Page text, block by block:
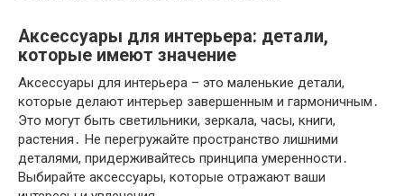
Аксессуары для интерьера: детали,
которые имеют значение
Аксессуары для интерьера – это маленькие детали,
которые делают интерьер завершенным и гармоничным․
Это могут быть светильники, зеркала, часы, книги,
растения․ Не перегружайте пространство лишними
деталями, придерживайтесь принципа умеренности․
Выбирайте аксессуары, которые отражают ваши